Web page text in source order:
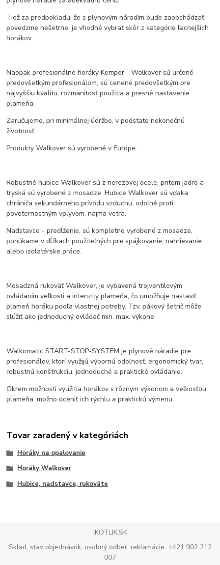
Tiež za predpokladu, že s plynovým náradím bude zaobchádzať,
povedzme nešetrne, je vhodné vybrať skôr z kategórie lacnejších
horákov.
Naopak profesionálne horáky Kemper - Walkover sú určené
predovšetkým profesionálom, sú cenené predovšetkým pre
najvyššiu kvalitu, rozmanitosť použitia a presné nastavenie
plameňa.
Zaručujeme, pri minimálnej údržbe, v podstate nekonečnú
životnosť.
Produkty Walkover sú vyrobené v Európe.
Robustné hubice Walkover sú z nerezovej ocele, pritom jadro a
tryská sú vyrobené z mosadze. Hubice Walkover sú vďaka
chrániča sekundárneho prívodu vzduchu, odolné proti
poveternostným vplyvom, najmä vetra.
Nadstavce - predĺženie, sú kompletne vyrobené z mosadze,
ponúkame v dĺžkach použiteľných pre spájkovanie, nahrievanie
alebo izolatérske práce.
Mosadzná rukoväť Walkover, je vybavená trojventilovým
ovládaním veľkosti a intenzity plameňa, čo umožňuje nastaviť
plameň horáku podľa vlastnej potreby. Tzv. pákový šetrič môže
slúžiť ako jednoduchý ovládač min. max. výkone.
Walkomatic START-STOP-SYSTEM je plynové náradie pre
profesionálov, ktorí využijú výbornú odolnosť, ergonomický tvar,
robustnú konštrukciu, jednoduché a praktické ovládanie.
Okrem možnosti využitia horákov s rôznym výkonom a veľkosťou
plameňa, možno oceniť ich rýchlu a praktickú výmenu.
Tovar zaradený v kategóriách
Horáky na opalovanie
Horáky Walkover
Hubice, nadstavce, rukoväte
IKOTLIK.SK
Sklad, stav objednávok, osobný odber, reklamácie: +421 902 212
007